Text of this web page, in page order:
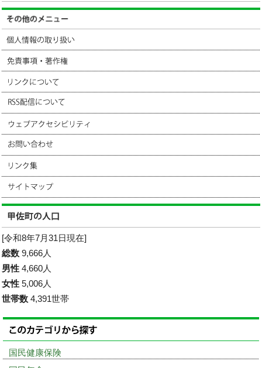
[令和8年7月31日現在]
総数 9,666人
男性 4,660人
女性 5,006人
世帯数 4,391世帯
国民健康保険